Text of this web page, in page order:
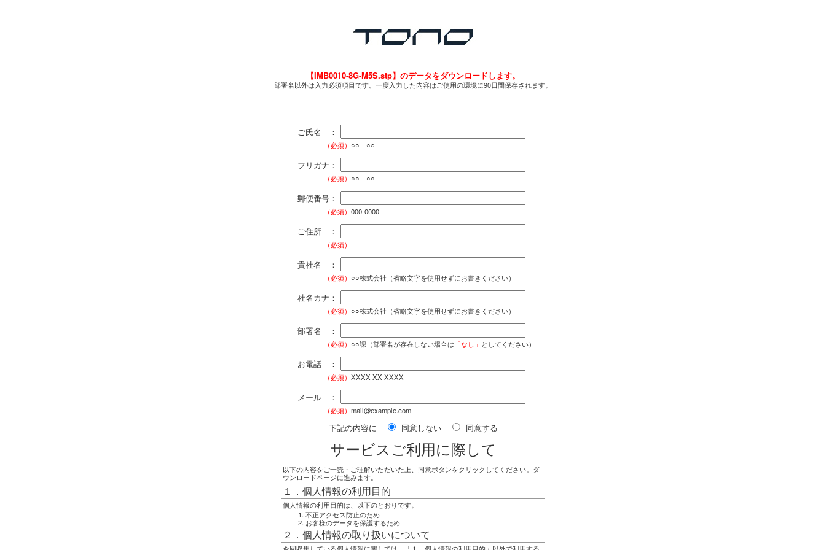
【IMB0010-8G-M5S.stp】のデータをダウンロードします。
部署名以外は入力必須項目です。一度入力した内容はご使用の環境に90日間保存されます。
ご氏名 ：
（必須） ○○ ○○
フリガナ：
（必須） ○○ ○○
郵便番号：
（必須） 000-0000
ご住所 ：
（必須）
貴社名 ：
（必須） ○○株式会社（省略文字を使用せずにお書きください）
社名カナ：
（必須） ○○株式会社（省略文字を使用せずにお書きください）
部署名 ：
（必須） ○○課（部署名が存在しない場合は 「なし」 としてください）
お電話 ：
（必須） XXXX-XX-XXXX
メール ：
（必須） mail@example.com
下記の内容に 同意しない 同意する
サービスご利用に際して
以下の内容をご一読・ご理解いただいた上、同意ボタンをクリックしてください。ダ
ウンロードページに進みます。
１．個人情報の利用目的
個人情報の利用目的は、以下のとおりです。
不正アクセス防止のため
お客様のデータを保護するため
２．個人情報の取り扱いについて